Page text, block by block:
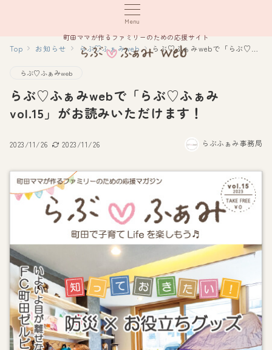
Menu
町田ママが作るファミリーのための応援サイト
Top お知らせ らぶ♡ふぁみweb らぶ♡ふぁみwebで「らぶ♡ふぁみvol.15」がお読みいただけます！
らぶ♡ふぁみweb
らぶ♡ふぁみwebで「らぶ♡ふぁみ
vol.15」がお読みいただけます！
2023/11/26 2023/11/26 らぶふぁみ事務局